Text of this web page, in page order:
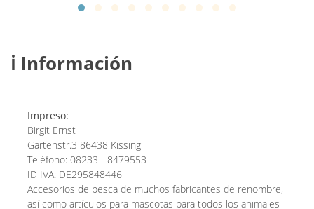
ℹ️ Información
Impreso:
Birgit Ernst
Gartenstr.3 86438 Kissing
Teléfono: 08233 - 8479553
ID IVA: DE295848446
Accesorios de pesca de muchos fabricantes de renombre,
así como artículos para mascotas para todos los animales